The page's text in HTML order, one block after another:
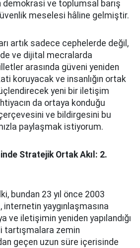
demokrasi ve toplumsal barış
meselesi hâline gelmiştir.
artık sadece cephelerde değil,
ve dijital mecralarda
arasında güveni yeniden
koruyacak ve insanlığın ortak
yeni bir iletişim
da ortaya konduğu
çerçevesini ve bildirgesini bu
paylaşmak istiyorum.
Stratejik Ortak Akıl: 2.
bundan 23 yıl önce 2003
internetin yaygınlaşmasına
ve iletişimin yeniden yapılandığı
tartışmalara zemin
geçen uzun süre içerisinde